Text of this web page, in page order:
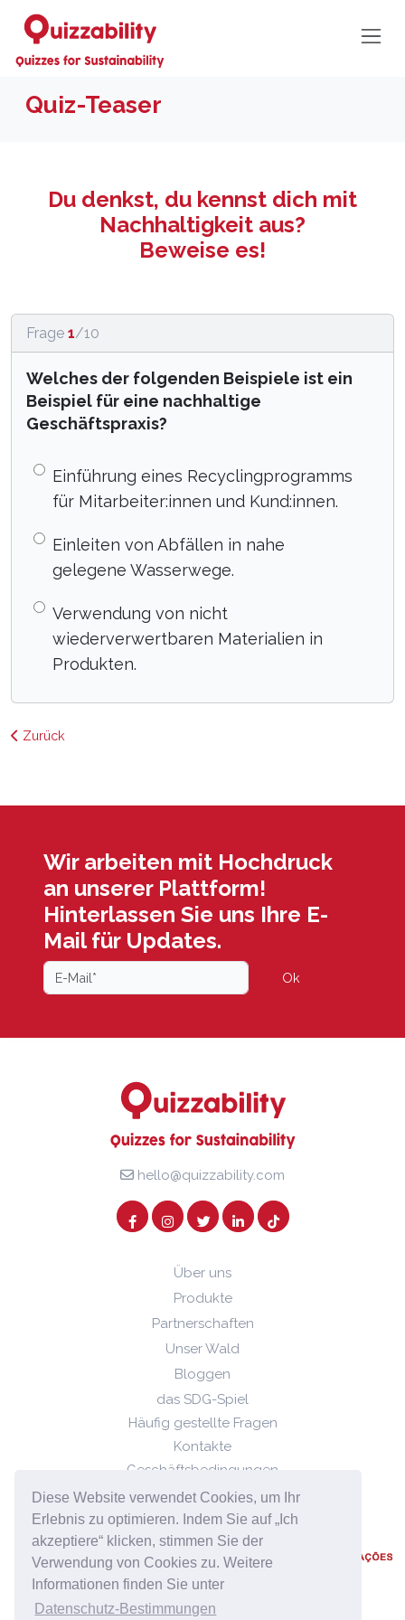
Diese Website verwendet Cookies, um Ihr
Erlebnis zu optimieren. Indem Sie auf „Ich
akzeptiere“ klicken, stimmen Sie der
Verwendung von Cookies zu. Weitere
Informationen finden Sie unter
Datenschutz-Bestimmungen
Quiz-Teaser
Du denkst, du kennst dich mit
Nachhaltigkeit aus?
Beweise es!
Frage 1/10
Welches der folgenden Beispiele ist ein
Beispiel für eine nachhaltige
Geschäftspraxis?
Einführung eines Recyclingprogramms
für Mitarbeiter:innen und Kund:innen.
Einleiten von Abfällen in nahe
gelegene Wasserwege.
Verwendung von nicht
wiederverwertbaren Materialien in
Produkten.
Zurück
Wir arbeiten mit Hochdruck
an unserer Plattform!
Hinterlassen Sie uns Ihre E-
Mail für Updates.
Ok
hello@quizzability.com
Über uns
Produkte
Partnerschaften
Unser Wald
Bloggen
das SDG-Spiel
Häufig gestellte Fragen
Kontakte
Geschäftsbedingungen
Datenschutz-Bestimmungen
Cookie-Richtlinie